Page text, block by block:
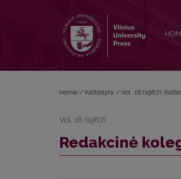
Home / Kalbotyra / Vol. 16 (1967):
Vol. 16 (1967)
Redakcinė